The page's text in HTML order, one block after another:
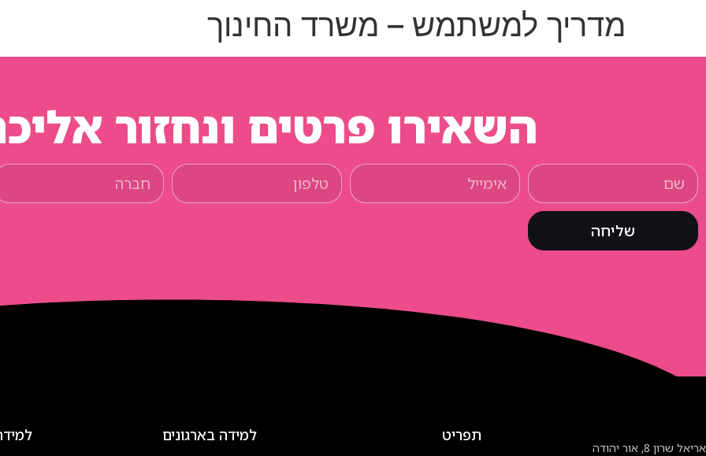
מדריך למשתמש – משרד החינוך
השאירו פרטים ונחזור
שליחה
אריאל שרון 8, אור יהודה
תפריט למידה בארגונים